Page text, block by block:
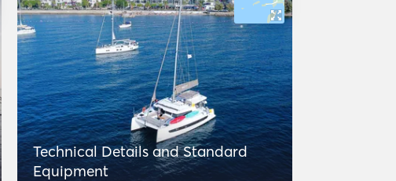
Technical Details and Standard
Equipment